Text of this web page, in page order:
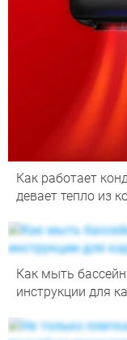
Как работает
девает тепло из
Как мыть
инструкции для